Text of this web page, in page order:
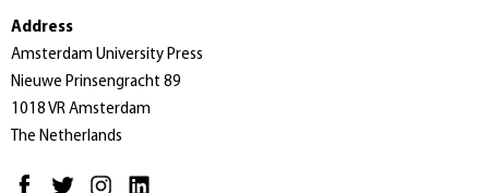
Address
Amsterdam University Press
Nieuwe Prinsengracht 89
1018 VR Amsterdam
The Netherlands